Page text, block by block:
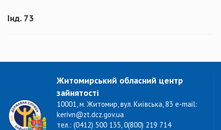
Інд. 73
Житомирський обласний центр
зайнятості
10001, м. Житомир, вул. Київська, 83 e-mail:
kerivn@zt.dcz.gov.ua
тел.: (0412) 500 135, 0(800) 219 714